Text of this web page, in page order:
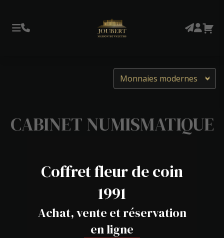
CABINET NUMISMATIQUE
Monnaies modernes
Coffret fleur de coin
1991
Achat, vente et réservation
en ligne